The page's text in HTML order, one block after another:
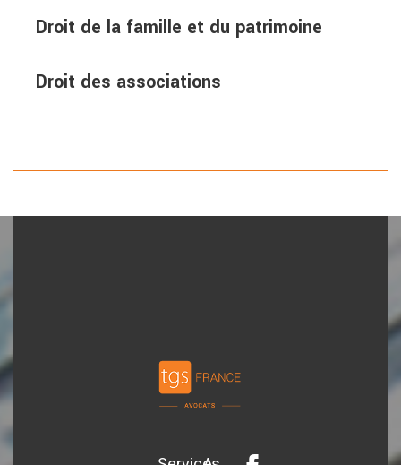
Droit de la famille et du patrimoine
Droit des associations